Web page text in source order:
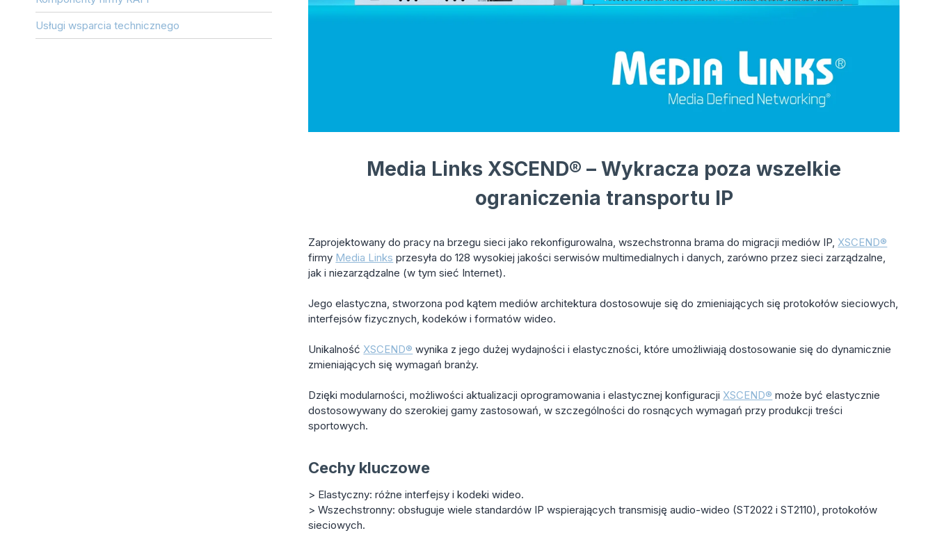
Media Links XSCEND® – Wykracza poza wszelkie
ograniczenia transportu IP
Zaprojektowany do pracy na brzegu sieci jako rekonfigurowalna, wszechstronna brama do migracji mediów IP,XSCEND®
firmy Media Links przesyła do 128 wysokiej jakości serwisów multimedialnych i danych, zarówno przez sieci zarządzalne,
jak i niezarządzalne (w tym sieć Internet).
Jego elastyczna, stworzona pod kątem mediów architektura dostosowuje się do zmieniających się protokołów sieciowych,
interfejsów fizycznych, kodeków i formatów wideo.
UnikalnośćXSCEND® wynika z jego dużej wydajności i elastyczności, które umożliwiają dostosowanie się do dynamicznie
zmieniających się wymagań branży.
Dzięki modularności, możliwości aktualizacji oprogramowania i elastycznej konfiguracjiXSCEND® może być elastycznie
dostosowywany do szerokiej gamy zastosowań, w szczególności do rosnących wymagań przy produkcji treści
sportowych.
Cechy kluczowe
> Elastyczny: różne interfejsy i kodeki wideo.
> Wszechstronny: obsługuje wiele standardów IP wspierających transmisję audio-wideo (ST2022 i ST2110), protokołów
sieciowych.
Usługi wsparcia technicznego